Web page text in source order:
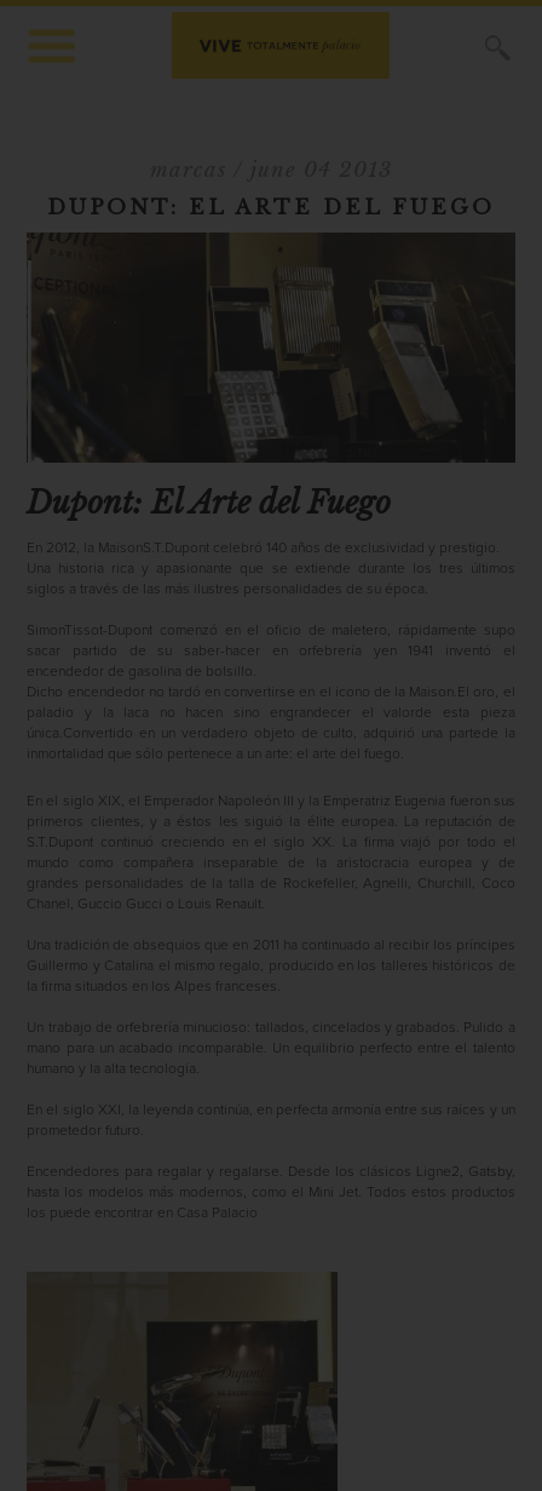
DUPONT: EL ARTE DEL FUEGO
Dupont: El Arte del Fuego
En 2012, la MaisonS.T.Dupont celebró 140 años de exclusividad y prestigio.
Una historia rica y apasionante que se extiende durante los tres
últimos
siglos a través de las más ilustres personalidades de su época.
SimonTissot-Dupont comenzó en el oficio de maletero, rápidamente supo
sacar partido de su saber-hacer en orfebrería yen 1941 inventó el
encendedor de gasolina de bolsillo.
Dicho encendedor no tardó en convertirse en el icono de la Maison.El oro, el
paladio y la laca no hacen sino engrandecer el valorde esta pieza
única.Convertido en un verdadero objeto de culto, adquirió una partede la
inmortalidad que sólo pertenece a un arte: el arte del fuego.
En el siglo XIX, el Emperador Napoleón III y la Emperatriz Eugenia fueron sus
primeros clientes, y a éstos les siguió la élite europea. La reputación de
S.T.Dupont continuó creciendo en el siglo XX. La firma viajó por todo el
mundo como compañera inseparable de la aristocracia europea y de
grandes personalidades de la talla de Rockefeller, Agnelli, Churchill, Coco
Chanel, Guccio Gucci o Louis Renault.
Una tradición de obsequios que en 2011 ha continuado al recibir los príncipes
Guillermo y Catalina el mismo regalo, producido en los talleres históricos de
la firma situados en los Alpes franceses.
Un trabajo de orfebrería minucioso: tallados, cincelados y grabados. Pulido a
mano para un acabado incomparable. Un equilibrio perfecto entre el talento
humano y la alta tecnología.
En el siglo XXI, la leyenda continúa, en perfecta armonía entre sus raíces y un
prometedor futuro.
Encendedores para regalar y regalarse. Desde los clásicos Ligne2, Gatsby,
hasta los modelos más modernos, como el Mini Jet. Todos estos productos
los puede encontrar en Casa Palacio